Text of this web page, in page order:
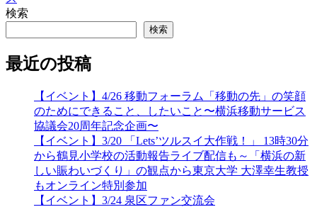
検索
検索
最近の投稿
【イベント】4/26 移動フォーラム「移動の先」の笑顔
のためにできること、したいこと〜横浜移動サービス
協議会20周年記念企画〜
【イベント】3/20 「Lets’ツルスイ大作戦！」 13時30分
から鶴見小学校の活動報告ライブ配信も～「横浜の新
しい賑わいづくり」の観点から東京大学 大澤幸生教授
もオンライン特別参加
【イベント】3/24 泉区ファン交流会